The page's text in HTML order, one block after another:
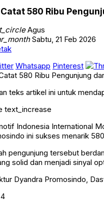
580 Ribu
Agus
Sabtu, 21 Feb 2026
Whatsapp Pinterest
teks artikel ini untuk
text_increase
Indonesia International
ini sukses menarik
pengunjung tersebut
solid dan menjadi sinyal
Dyandra Promosindo,